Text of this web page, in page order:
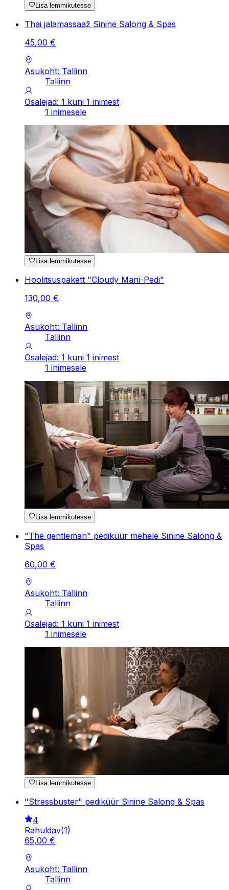
Lisa lemmikutesse
Thai jalamassaaž Sinine Salong & Spas
45,00 €
Asukoht: Tallinn
Tallinn
Osalejad: 1 kuni 1 inimest
1 inimesele
Lisa lemmikutesse
Hoolitsuspakett "Cloudy Mani-Pedi"
130,00 €
Asukoht: Tallinn
Tallinn
Osalejad: 1 kuni 1 inimest
1 inimesele
Lisa lemmikutesse
"The gentleman" pediküür mehele Sinine Salong &
Spas
60,00 €
Asukoht: Tallinn
Tallinn
Osalejad: 1 kuni 1 inimest
1 inimesele
Lisa lemmikutesse
"Stressbuster" pediküür Sinine Salong & Spas
4
Rahuldav(1)
65,00 €
Asukoht: Tallinn
Tallinn